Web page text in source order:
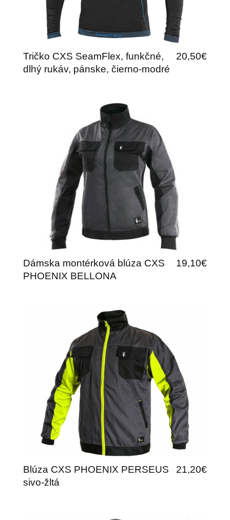
Tričko CXS SeamFlex, funkčné,
dlhý rukáv, pánske, čierno-modré
20,50€
Dámska montérková blúza CXS
PHOENIX BELLONA
19,10€
Blúza CXS PHOENIX PERSEUS
sivo-žltá
21,20€